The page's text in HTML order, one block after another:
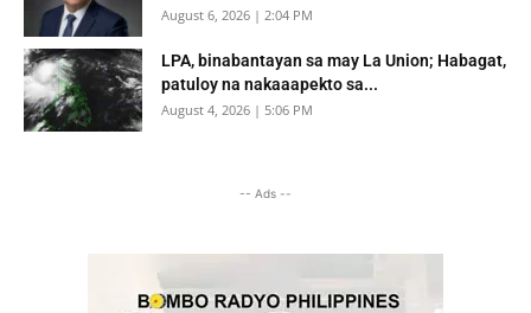
August 6, 2026 | 2:04 PM
LPA, binabantayan sa may La Union; Habagat,
patuloy na nakaaapekto sa...
August 4, 2026 | 5:06 PM
-- Ads --